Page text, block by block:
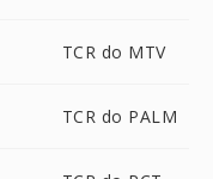
TCR do MTV
TCR do PALM